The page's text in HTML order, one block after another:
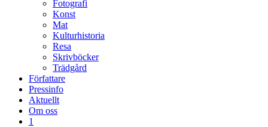
Fotografi
Konst
Mat
Kulturhistoria
Resa
Skrivböcker
Trädgård
Författare
Pressinfo
Aktuellt
Om oss
1